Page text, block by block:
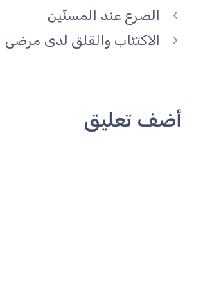
الصرع عند المسنّين
الاكتئاب والقلق لدى مرضى
أضف تعليق